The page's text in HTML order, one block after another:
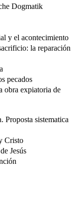
Dogmatik
y el acontecimiento
la reparación
pecados
obra expiatoria de
sistematica
Cristo
Jesús